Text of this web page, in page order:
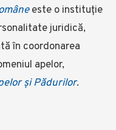
este o instituție
juridică,
în coordonarea
apelor,
și Pădurilor.